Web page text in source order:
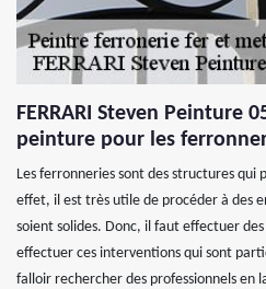
FERRARI Steven Peinture
peinture pour les
Les ferronneries sont des structures qui
effet, il est très utile de procéder à des
soient solides. Donc, il faut effectuer
effectuer ces interventions qui sont
falloir rechercher des professionnels en